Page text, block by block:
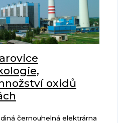
oxidů
černouhelná elektrárna